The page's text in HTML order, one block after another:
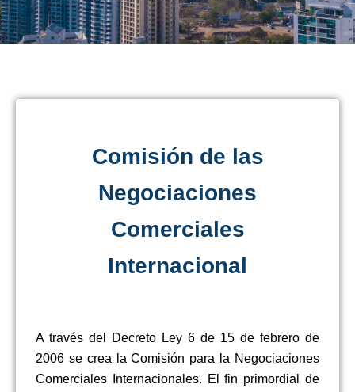
Comisión de las
Negociaciones
Comerciales
Internacional
A través del Decreto Ley 6 de 15 de febrero de
2006 se crea la Comisión para la Negociaciones
Comerciales Internacionales. El fin primordial de